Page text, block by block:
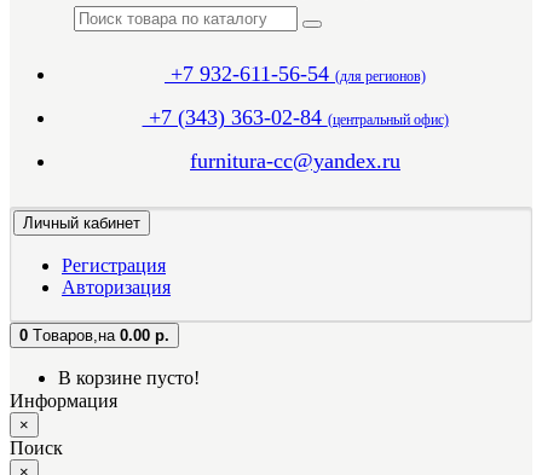
+7 932-611-56-54 (для регионов)
+7 (343) 363-02-84 (центральный офис)
furnitura-cc@yandex.ru
Личный кабинет
Регистрация
Авторизация
0 Tоваров, на 0.00 р.
В корзине пусто!
Информация
×
Поиск